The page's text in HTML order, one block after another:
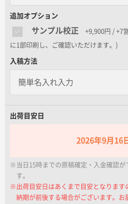
包装紙
一個あたり
包装紙で包ん
追加オプション
サンプル校正 +9,900円 / +7
に1部印刷し、ご確認いただけます。)
入稿方法
出荷目安日
2026年9月16
※当日15時までの原稿確定・入金確認が
す。
※出荷目安日はあくまで目安となります
納期が前後する場合がございます。お